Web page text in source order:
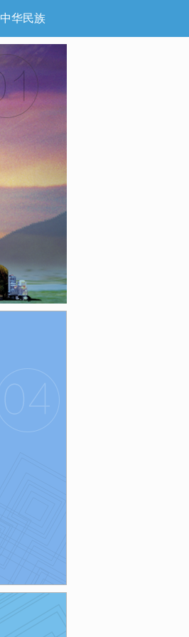
中华民族